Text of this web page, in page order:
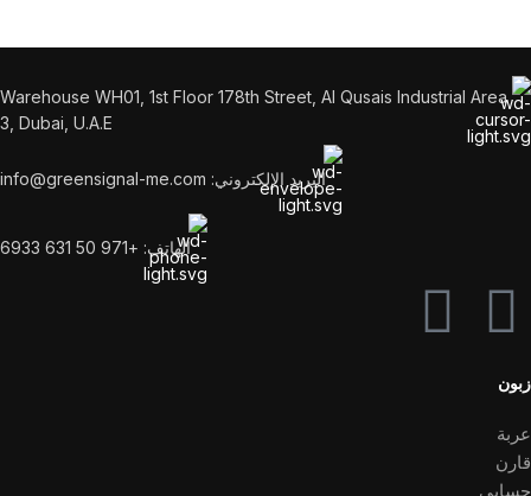
Warehouse WH01, 1st Floor 178th Street, Al Qusais Industrial Area
3, Dubai, U.A.E
البريد الإلكتروني: info@greensignal-me.com
الهاتف: +971 50 631 6933
زبون
عربة
قارن
حسابي